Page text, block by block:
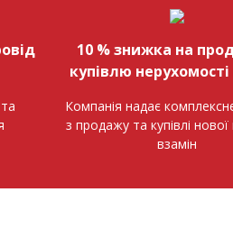
10 % знижка на
купівлю нерухомості
Компанія надає
з продажу та купівлі
взамін